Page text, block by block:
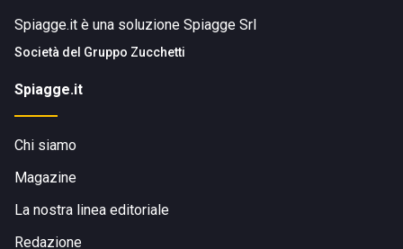
Spiagge.it è una soluzione Spiagge Srl
Società del Gruppo Zucchetti
Spiagge.it
Chi siamo
Magazine
La nostra linea editoriale
Redazione